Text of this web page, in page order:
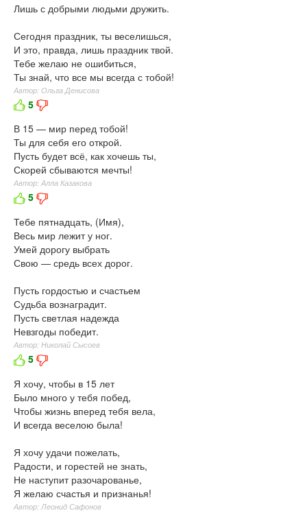
Лишь с добрыми людьми дружить.
Сегодня праздник, ты веселишься,
И это, правда, лишь праздник твой.
Тебе желаю не ошибиться,
Ты знай, что все мы всегда с тобой!
Автор: Ольга Денисова
5
В 15 — мир перед тобой!
Ты для себя его открой.
Пусть будет всё, как хочешь ты,
Скорей сбываются мечты!
Автор: Алла Казакова
5
Тебе пятнадцать, (Имя),
Весь мир лежит у ног.
Умей дорогу выбрать
Свою — средь всех дорог.
Пусть гордостью и счастьем
Судьба вознаградит.
Пусть светлая надежда
Невзгоды победит.
Автор: Николай Сысоев
5
Я хочу, чтобы в 15 лет
Было много у тебя побед,
Чтобы жизнь вперед тебя вела,
И всегда веселою была!
Я хочу удачи пожелать,
Радости, и горестей не знать,
Не наступит разочарованье,
Я желаю счастья и признанья!
Автор: Леонид Сафонов